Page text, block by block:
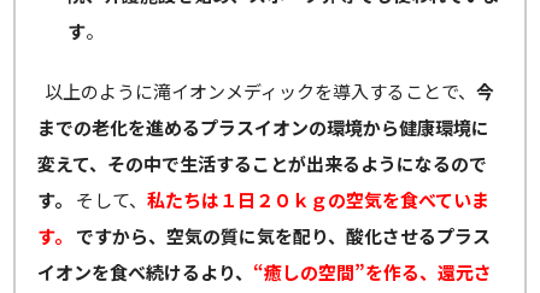
す。
以上のように滝イオンメディックを導入することで、今
までの老化を進めるプラスイオンの環境から健康環境に
変えて、その中で生活することが出来るようになるので
す。
そして、私たちは１日２０ｋｇの空気を食べていま
す。
ですから、空気の質に気を配り、酸化させるプラス
イオンを食べ続けるより、 “癒しの空間”を作る、還元さ